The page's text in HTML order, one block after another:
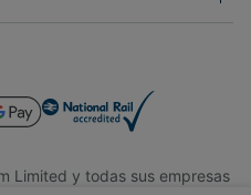
Limited y todas sus empresas